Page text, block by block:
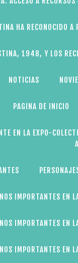
HA RECONOCIDO
1948, Y LOS
NOTICIAS
PAGINA DE INICIO
EN LA EXPO-
IMPORTANTES EN
IMPORTANTES EN
IMPORTANTES EN